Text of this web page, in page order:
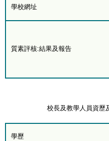
學校網址
質素評核:結果及報告
校長及教學人員資歷
學歷